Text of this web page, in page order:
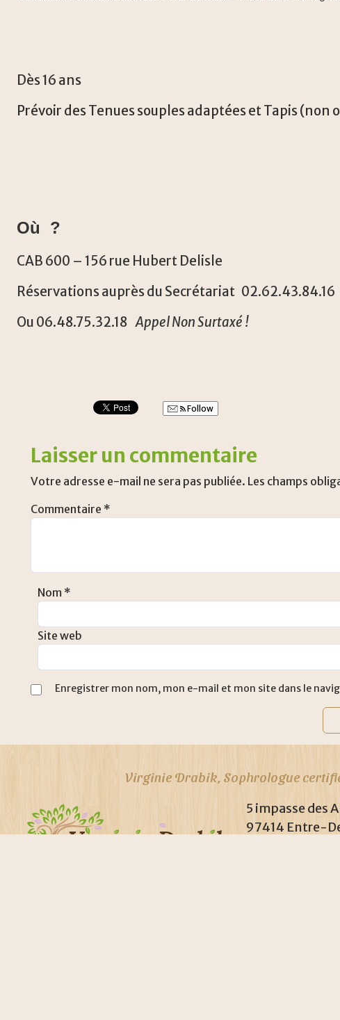
Dès 16 ans
Prévoir des Tenues souples adaptées et Tapis (non
Où ?
CAB 600 – 156 rue Hubert Delisle
Réservations auprès du Secrétariat 02.62.43.84.16
Ou 06.48.75.32.18Appel Non Surtaxé !
Follow
Laisser un commentaire
Votre adresse e-mail ne sera pas publiée. Les champs
Commentaire *
Nom *
Site web
Enregistrer mon nom, mon e-mail et mon site dans le
Virginie Drabik, Sophrologue
5 impasse des
97414 Entre-